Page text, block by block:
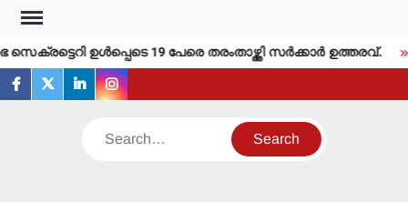
Skip
content
ഉള്‍പ്പെടെ 19 പേരെ തരംതാഴ്ത്തി സര്‍ക്കാര്‍ ഉത്തരവ്.
facebook
twitterlinkedininstagram
Search